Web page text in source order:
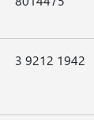
3 9212 1942